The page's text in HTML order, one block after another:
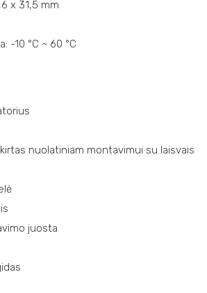
x 31,5 mm
-10 °C ~ 60 °C
nuolatiniam montavimui su laisvais
juosta